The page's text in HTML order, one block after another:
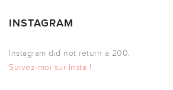
INSTAGRAM
Instagram did not return a 200.
Suivez-moi sur Insta !